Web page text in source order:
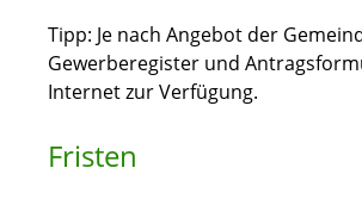
Tipp: Je nach Angebot der
Gewerberegister und
Internet zur Verfügung.
Fristen